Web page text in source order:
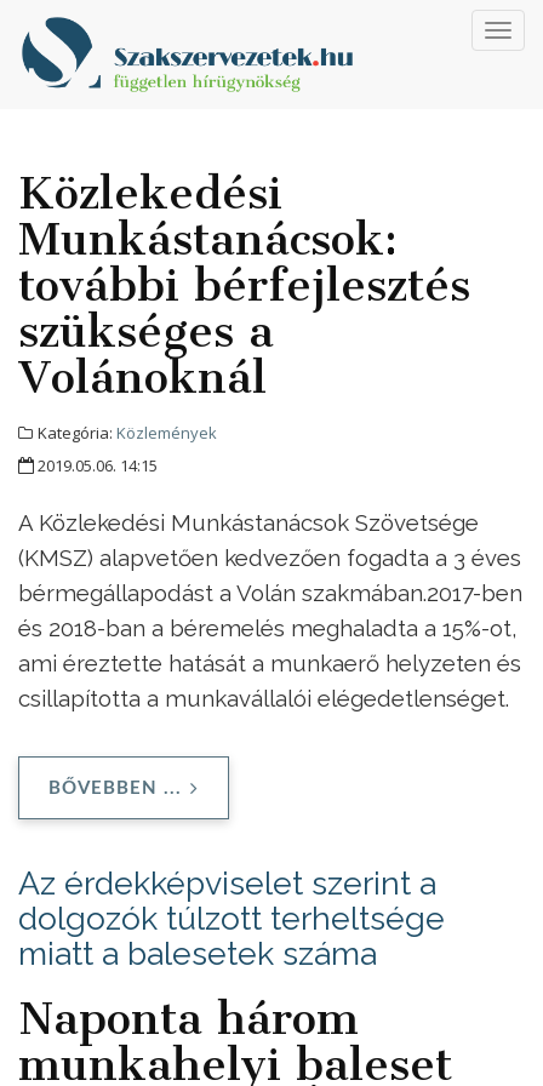
Közlekedési
Munkástanácsok:
további bérfejlesztés
szükséges a
Volánoknál
Kategória: Közlemények
2019.05.06. 14:15
A Közlekedési Munkástanácsok Szövetsége
(KMSZ) alapvetően kedvezően fogadta a 3 éves
bérmegállapodást a Volán szakmában.2017-ben
és 2018-ban a béremelés meghaladta a 15%-ot,
ami éreztette hatását a munkaerő helyzeten és
csillapította a munkavállalói elégedetlenséget.
BŐVEBBEN ...
Az érdekképviselet szerint a
dolgozók túlzott terheltsége
miatt a balesetek száma
Naponta három
munkahelyi baleset